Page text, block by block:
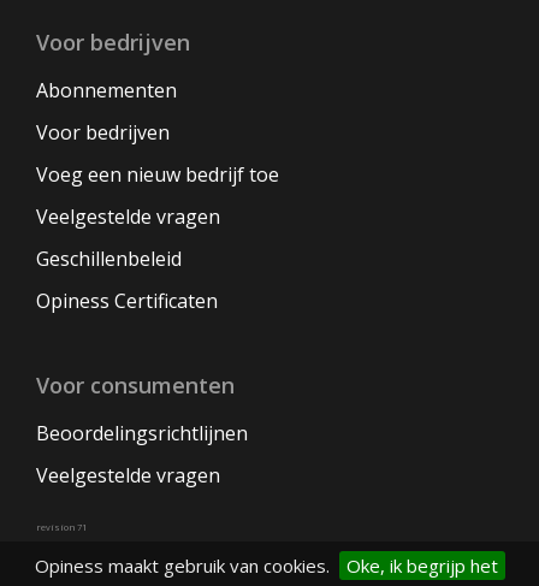
Opiness maakt gebruik van cookies. Oke, ik begrijp het
Voor bedrijven
Abonnementen
Voor bedrijven
Voeg een nieuw bedrijf toe
Veelgestelde vragen
Geschillenbeleid
Opiness Certificaten
Voor consumenten
Beoordelingsrichtlijnen
Veelgestelde vragen
revision 71